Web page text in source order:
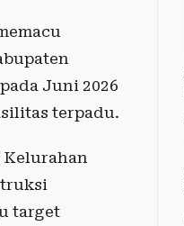
Juni 2026
terpadu.
Kelurahan
target